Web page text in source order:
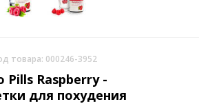
товара: 000246-3952
Pills Raspberry -
для похудения